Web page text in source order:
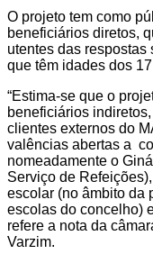
O projeto tem como
beneficiários diretos,
utentes das respostas
que têm idades dos
“Estima-se que o
beneficiários
clientes externos do
valências abertas a
nomeadamente o
Serviço de
escolar (no âmbito da
escolas do concelho)
refere a nota da
Varzim.